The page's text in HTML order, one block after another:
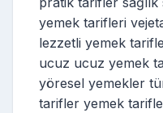
yemek tarifleri
lezzetli yemek
ucuz ucuz yemek
yöresel yemekler
tarifler yemek